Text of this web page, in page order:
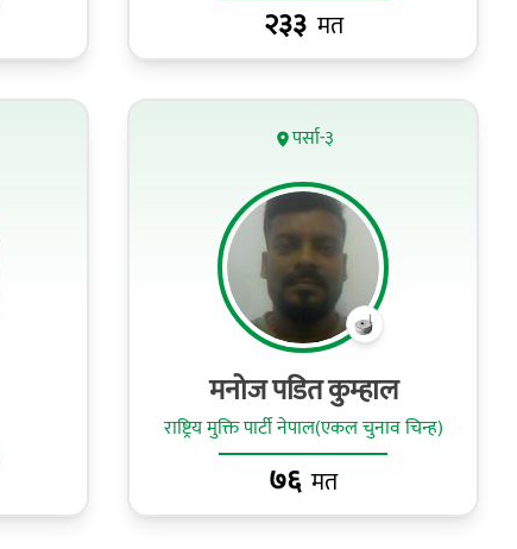
२३३ मत
पर्सा-३
मनोज पडित कुम्हाल
राष्ट्रिय मुक्ति पार्टी नेपाल(एकल चुनाव चिन्ह)
७६ मत